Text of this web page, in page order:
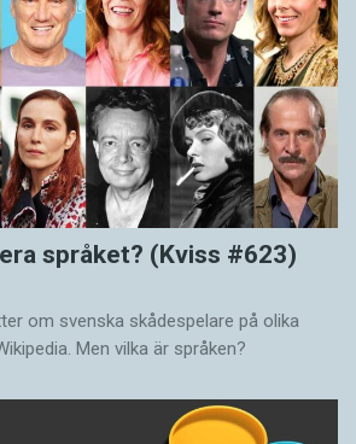
språket? (Kviss #623)
om svenska skådespelare på olika
Men vilka är språken?